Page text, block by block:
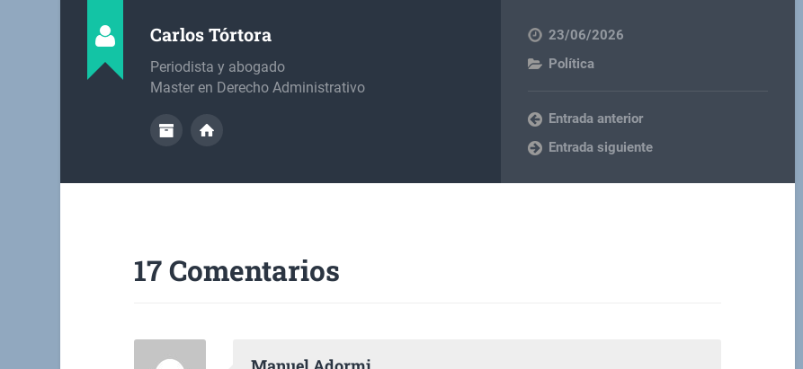
Carlos Tórtora
Periodista y abogado
Master en Derecho Administrativo
23/06/2026
Política
Entrada anterior
Entrada siguiente
17 Comentarios